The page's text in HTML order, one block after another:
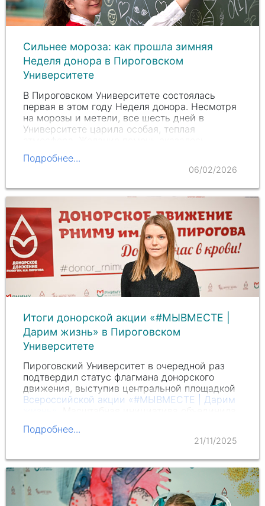
Сильнее мороза: как прошла зимняя
Неделя донора в Пироговском
Университете
В Пироговском Университете состоялась
первая в этом году Неделя донора. Несмотря
на морозы и метели, все шесть дней в
Университете царила особая, теплая
изъявили желание более 500…
Подробнее...
06/02/2026
Итоги донорской акции «#МЫВМЕСТЕ |
Дарим жизнь» в Пироговском
Университете
Пироговский Университет в очередной раз
подтвердил статус флагмана донорского
движения, выступив центральной площадкой
Всероссийской акции «#МЫВМЕСТЕ | Дарим
чтобы…
Подробнее...
21/11/2025